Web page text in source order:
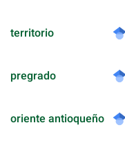
territorio
pregrado
oriente antioqueño